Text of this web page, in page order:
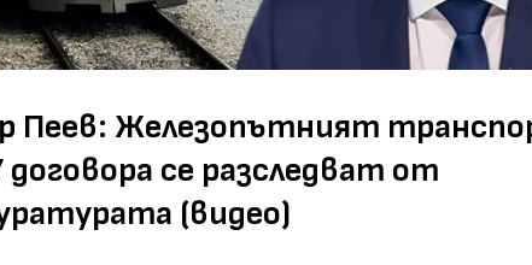
Пеев: Железопътният
договора се разследват от
(видео)